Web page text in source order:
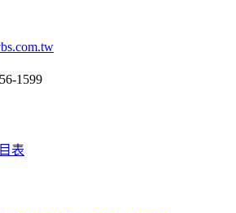
1599
表